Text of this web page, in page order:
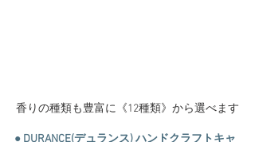
香りの種類も豊富に《12種類》から選べます
● DURANCE(デュランス) ハンドクラフトキャ